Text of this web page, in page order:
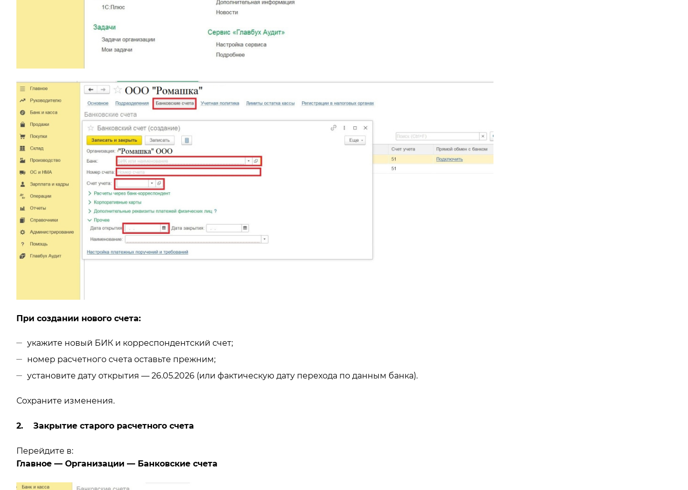
При создании нового счета:
укажите новый БИК и корреспондентский счет;
номер расчетного счета оставьте прежним;
установите дату открытия — 26.05.2026 (или фактическую дату перехода по данным банка).
Сохраните изменения.
2. Закрытие старого расчетного счета
Перейдите в:
Главное — Организации — Банковские счета